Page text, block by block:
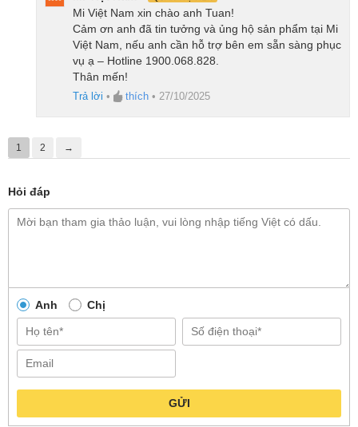
sống động như được nhìn thấy bằng mắt thường.
Chế độ Filmmaker Mode – Truyền tải trọn
vẹn ý đồ đạo diễn
Mi Việt Nam xin chào anh Tuan!
Cảm ơn anh đã tin tưởng và ủng hộ sản phẩm tại Mi
Việt Nam, nếu anh cần hỗ trợ bên em sẵn sàng phục
vụ ạ – Hotline 1900.068.828.
Thân mến!
Trả lời • thích • 27/10/2025
1 2 →
Hỏi đáp
Anh Chị
GỬI